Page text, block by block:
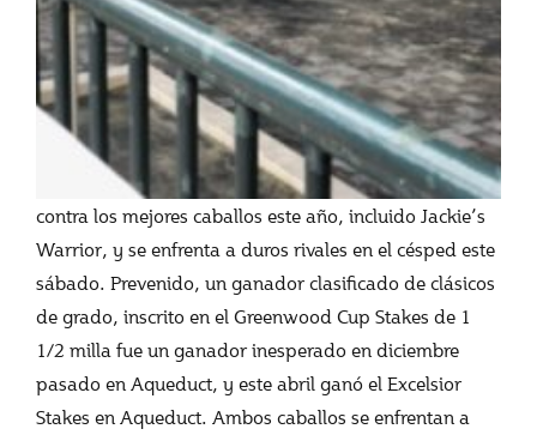
contra los mejores caballos este año, incluido Jackie’s
Warrior, y se enfrenta a duros rivales en el césped este
sábado. Prevenido, un ganador clasificado de clásicos
de grado, inscrito en el Greenwood Cup Stakes de 1
1/2 milla fue un ganador inesperado en diciembre
pasado en Aqueduct, y este abril ganó el Excelsior
Stakes en Aqueduct. Ambos caballos se enfrentan a